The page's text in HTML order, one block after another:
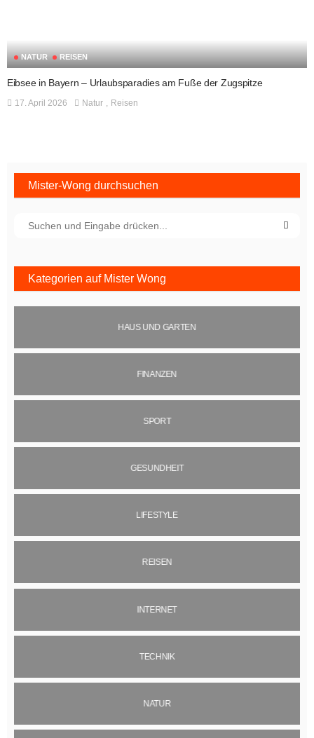
NATUR REISEN
Eibsee in Bayern – Urlaubsparadies am Fuße der Zugspitze
17. April 2026 Natur Reisen
Mister-Wong durchsuchen
Kategorien auf Mister Wong
HAUS UND GARTEN
FINANZEN
SPORT
GESUNDHEIT
LIFESTYLE
REISEN
INTERNET
TECHNIK
NATUR